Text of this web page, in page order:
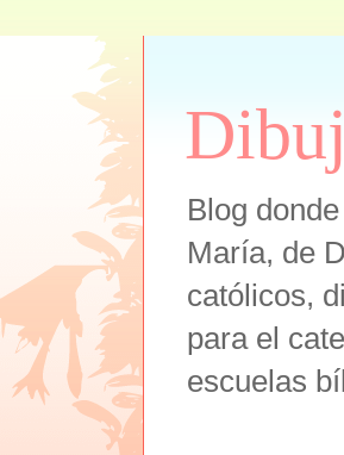
Blog
María, de
católicos,
para el
escuelas